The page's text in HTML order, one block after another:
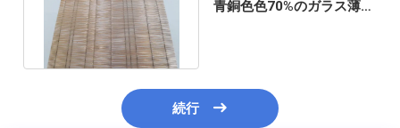
青銅色色70%のガラス薄板
続行